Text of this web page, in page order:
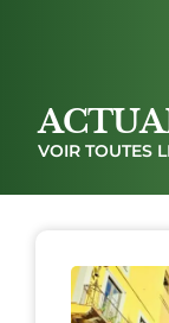
VOIR TOUTES